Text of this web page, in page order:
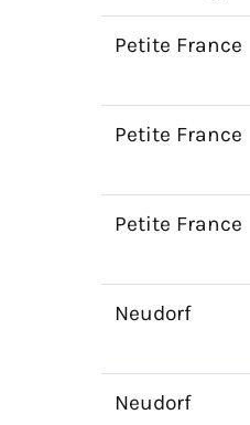
Petite France
Petite France
Petite France
Neudorf
Neudorf